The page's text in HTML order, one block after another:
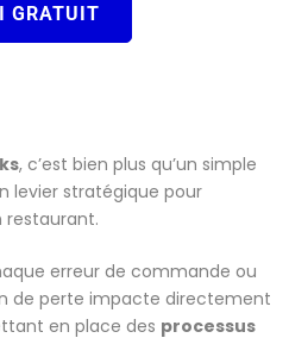
GRATUIT
, c’est bien plus qu’un simple
levier stratégique pour
restaurant.
erreur de commande ou
de perte impacte directement
en place des processus